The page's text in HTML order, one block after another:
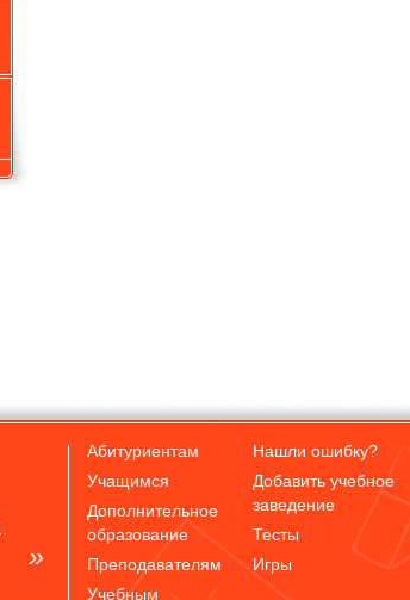
Абитуриентам
Учащимся
Дополнительное
образование
Преподавателям
Учебным
Нашли ошибку?
Добавить учебное
заведение
Тесты
Игры